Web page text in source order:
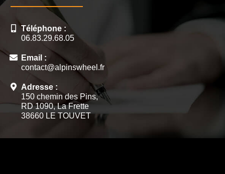
Téléphone :
06.83.29.68.05
Email :
contact@alpinswheel.fr
Adresse :
150 chemin des Pins,
RD 1090, La Frette
38660 LE TOUVET